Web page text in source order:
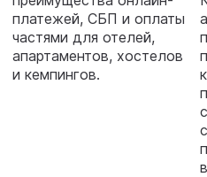
платежей, СБП и оплаты
частями для отелей,
апартаментов, хостелов
и кемпингов.